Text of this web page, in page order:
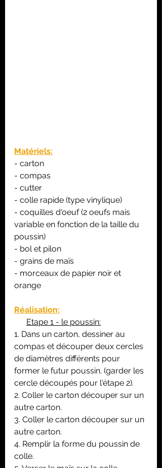
Matériels:
- carton
- compas
- cutter
- colle rapide (type vinylique)
- coquilles d'oeuf (2 oeufs mais
variable en fonction de la taille du
poussin)
- bol et pilon
- grains de maïs
- morceaux de papier noir et
orange
Réalisation:
Etape 1 - le poussin:
1. Dans un carton, dessiner au
compas et découper deux cercles
de diamètres différents pour
former le futur poussin. (garder les
cercle découpés pour l'étape 2).
2. Coller le carton découper sur un
autre carton.
3. Coller le carton découper sur un
autre carton.
4. Remplir la forme du poussin de
colle.